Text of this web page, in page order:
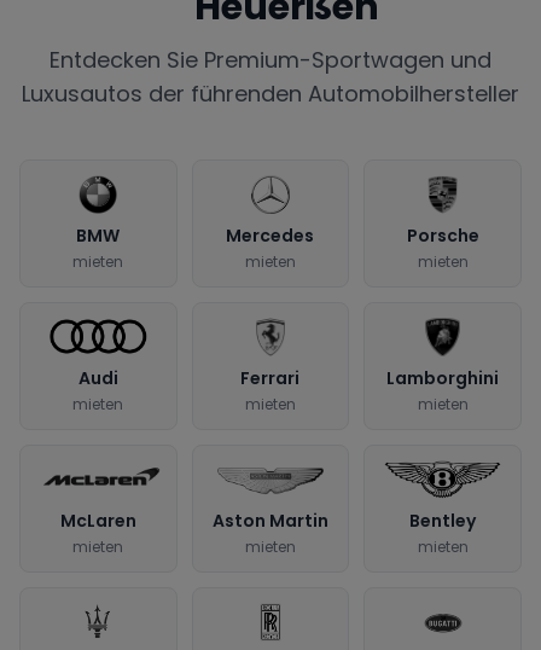
Entdecken Sie Premium-Sportwagen und
Luxusautos der führenden Automobilhersteller
BMW
mieten
Mercedes
mieten
Porsche
mieten
Audi
mieten
Ferrari
mieten
Lamborghini
mieten
McLaren
mieten
Aston Martin
mieten
Bentley
mieten